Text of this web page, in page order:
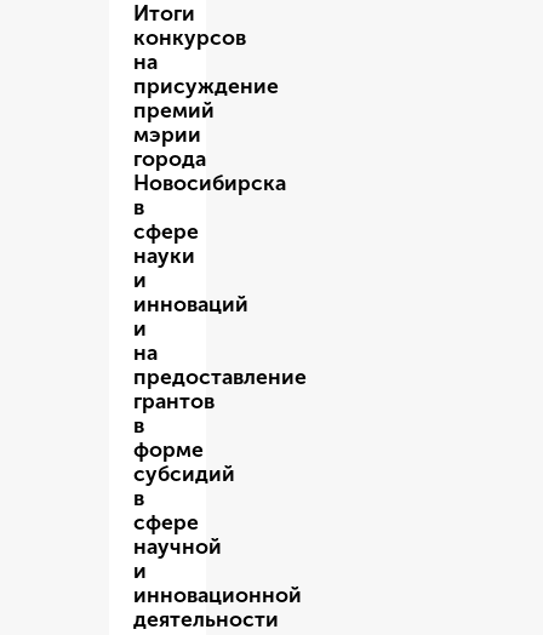
Итоги
конкурсов
на
присуждение
премий
мэрии
города
Новосибирска
в
сфере
науки
и
инноваций
и
на
предоставление
грантов
в
форме
субсидий
в
сфере
научной
и
инновационной
деятельности